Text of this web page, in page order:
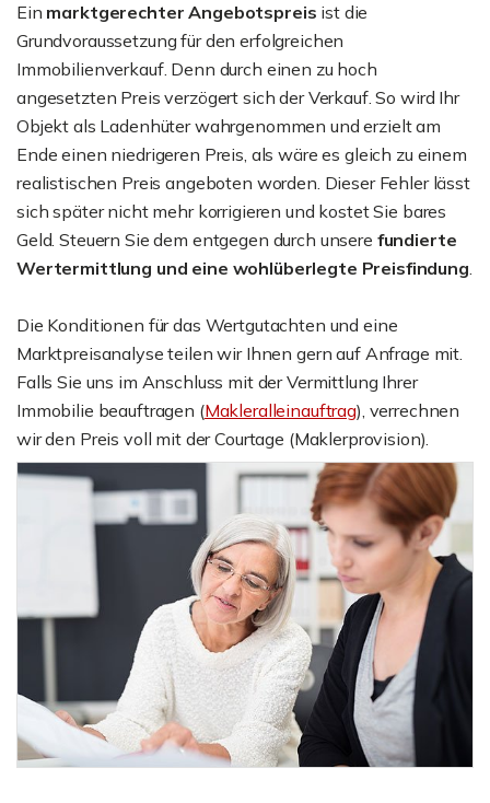
Ein marktgerechter Angebotspreis ist die
Grundvoraussetzung für den erfolgreichen
Immobilienverkauf. Denn durch einen zu hoch
angesetzten Preis verzögert sich der Verkauf. So wird Ihr
Objekt als Ladenhüter wahrgenommen und erzielt am
Ende einen niedrigeren Preis, als wäre es gleich zu einem
realistischen Preis angeboten worden. Dieser Fehler lässt
sich später nicht mehr korrigieren und kostet Sie bares
Geld. Steuern Sie dem entgegen durch unsere fundierte
Wertermittlung und eine wohlüberlegte Preisfindung.
Die Konditionen für das Wertgutachten und eine
Marktpreisanalyse teilen wir Ihnen gern auf Anfrage mit.
Falls Sie uns im Anschluss mit der Vermittlung Ihrer
Immobilie beauftragen (Makleralleinauftrag), verrechnen
wir den Preis voll mit der Courtage (Maklerprovision).